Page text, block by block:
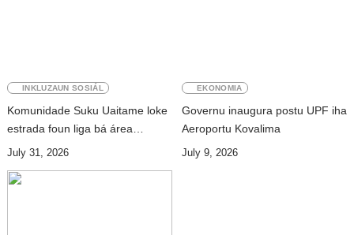
INKLUZAUN SOSIÁL
Komunidade Suku Uaitame loke
estrada foun liga bá área
Uailalika
July 31, 2026
EKONOMIA
Governu inaugura postu UPF iha
Aeroportu Kovalima
July 9, 2026